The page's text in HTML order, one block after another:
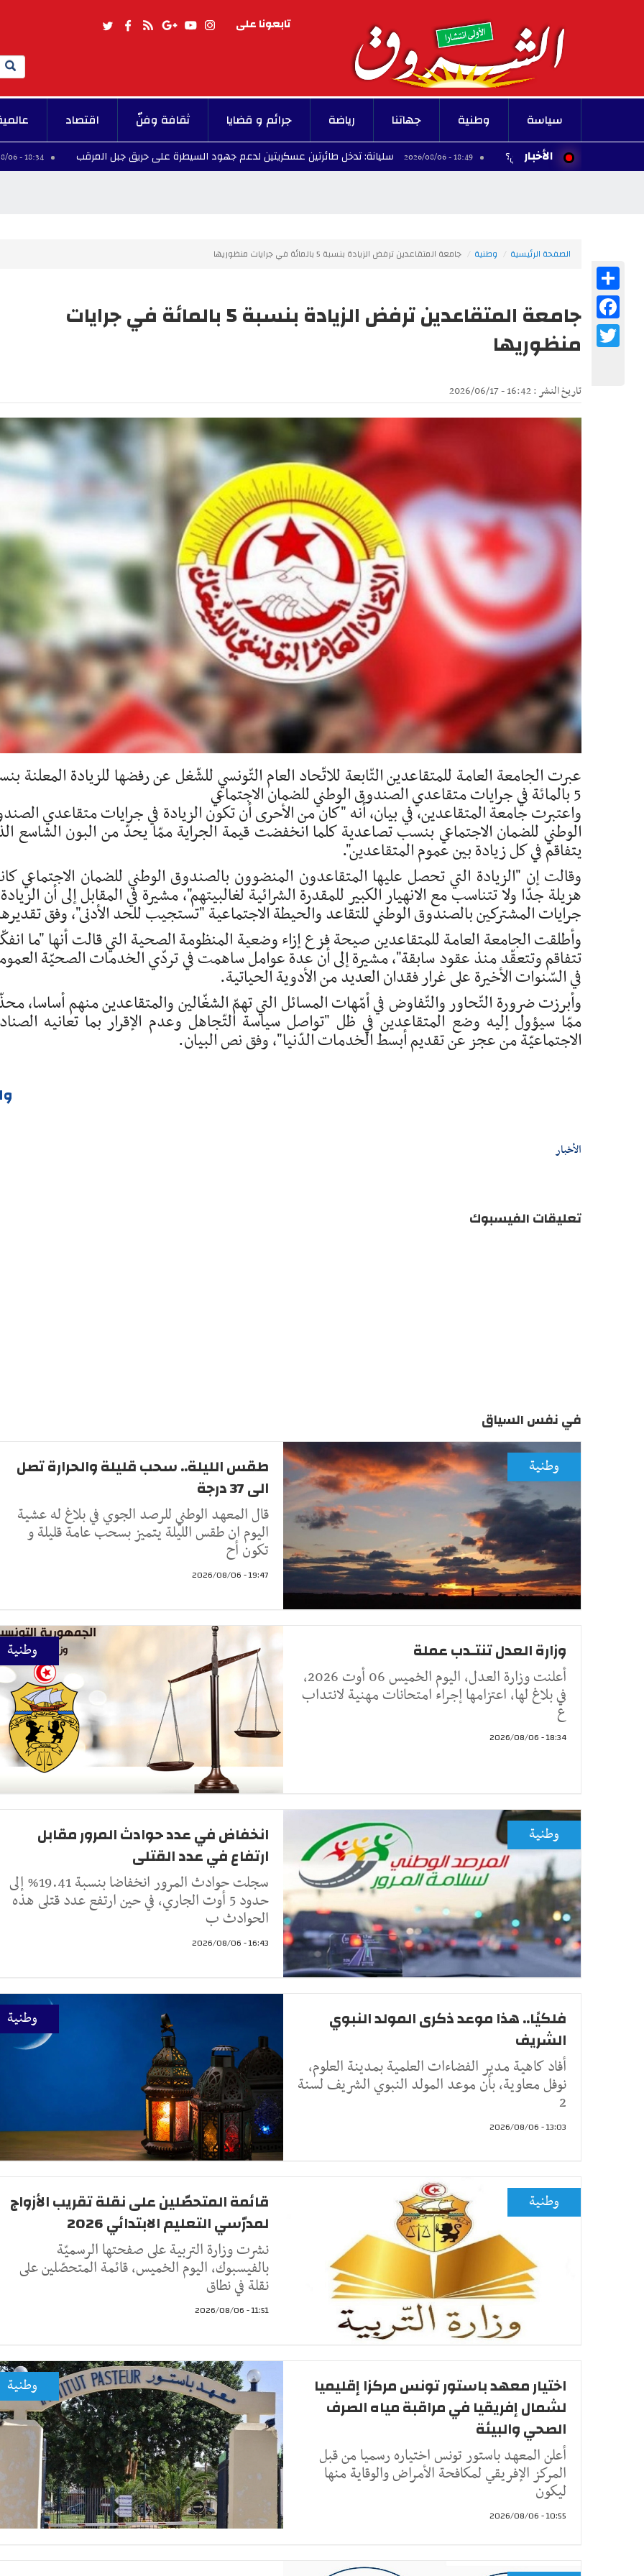
تابعونا على
Search
سياسة وطنية جهاتنا رياضة جرائم و قضايا ثقافة وفنّ اقتصاد
الأخبار18:49 - 2026/08/06 سليانة: تدخل طائرتين عسكريتين لدعم جهود السيطرة على حريق جبل المرقب 18:34 - 2026/08/06
الصفحة الرئيسية وطنية جامعة المتقاعدين ترفض الزيادة بنسبة 5 بالمائة في جرايات منظوريها
جامعة المتقاعدين ترفض الزيادة بنسبة 5 بالمائة في جرايات
منظوريها
تاريخ النشر : 16:42 - 2026/06/17
عبرت الجامعة العامة للمتقاعدين التّابعة للاتّحاد العام التّونسي للشّغل عن رفضها للزيادة المعلنة
5 بالمائة في جرايات متقاعدي الصندوق الوطني للضمان الاجتماعي
واعتبرت جامعة المتقاعدين، في بيان، أنه "كان من الأحرى أن تكون الزيادة في جرايات متقاعدي
الوطني للضمان الاجتماعي بنسب تصاعدية كلما انخفضت قيمة الجراية ممّا يحدّ من البون الشاسع
يتفاقم في كل زيادة بين عموم المتقاعدين".
وقالت إن "الزيادة التي تحصل عليها المتقاعدون المنضوون بالصندوق الوطني للضمان الاجتماعي
هزيلة جدّا ولا تتناسب مع الانهيار الكبير للمقدرة الشرائية لغالبيتهم"، مشيرة في المقابل إلى أن
جرايات المشتركين بالصندوق الوطني للتقاعد والحيطة الاجتماعية "تستجيب للحد الأدنى"، وفق
وأطلقت الجامعة العامة للمتقاعدين صيحة فزع إزاء وضعية المنظومة الصحية التي قالت أنها "ما
تتفاقم وتتعقّد منذ عقود سابقة"، مشيرة إلى أن عدة عوامل ساهمت في تردّي الخدمات الصحيّة
في السّنوات الأخيرة على غرار فقدان العديد من الأدوية الحياتية.
وأبرزت ضرورة التّحاور والتّفاوض في أمّهات المسائل التي تهمّ الشغّالين والمتقاعدين منهم أساسا،
ممّا سيؤول إليه وضع المتقاعدين في ظل "تواصل سياسة التّجاهل وعدم الإقرار بما تعانيه
الاجتماعيّة من عجز عن تقديم أبسط الخدمات الدّنيا"، وفق نص البيان.
الأخبار
Facebook
Twitter
تعليقات الفيسبوك
في نفس السياق
وطنية
طقس الليلة.. سحب قليلة والحرارة تصل
الى 37 درجة
قال المعهد الوطني للرصد الجوي في بلاغ له عشية
اليوم ان طقس الليلة يتميز بسحب عامة قليلة و
تكون أح
19:47 - 2026/08/06
وطنية وزارة العدل تنتـدب عملة
أعلنت وزارة العدل، اليوم الخميس 06 أوت 2026،
في بلاغ لها، اعتزامها إجراء امتحانات مهنية لانتداب
ع
18:34 - 2026/08/06
وطنية
انخفاض في عدد حوادث المرور مقابل
ارتفاع في عدد القتلى
سجلت حوادث المرور انخفاضا بنسبة 19.41% إلى
حدود 5 أوت الجاري، في حين ارتفع عدد قتلى هذه
الحوادث ب
16:43 - 2026/08/06
وطنية
فلكيًا.. هذا موعد ذكرى المولد النبوي
الشريف
أفاد كاهية مدير الفضاءات العلمية بمدينة العلوم،
نوفل معاوية، بأن موعد المولد النبوي الشريف لسنة
2
13:03 - 2026/08/06
وطنية
قائمة المتحصّلين على نقلة تقريب الأزواج
لمدرّسي التعليم الابتدائي 2026
نشرت وزارة التربية على صفحتها الرسميّة
بالفيسبوك، اليوم الخميس، قائمة المتحصّلين على
نقلة في نطاق
11:51 - 2026/08/06
وطنية
اختيار معهد باستور تونس مركزا إقليميا
لشمال إفريقيا في مراقبة مياه الصرف
الصحي والبيئة
أعلن المعهد باستور تونس اختياره رسميا من قبل
المركز الإفريقي لمكافحة الأمراض والوقاية منها
ليكون
10:55 - 2026/08/06